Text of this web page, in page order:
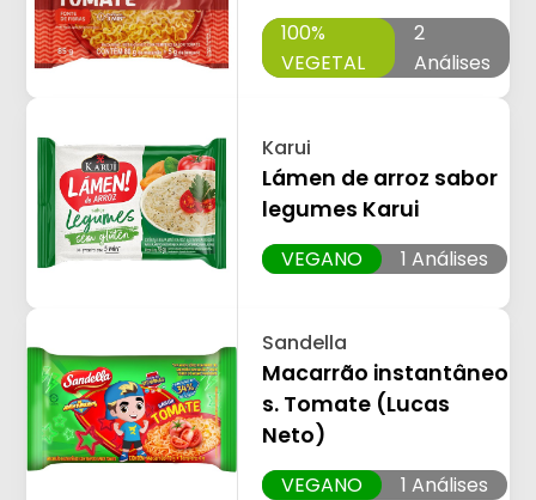
100%
VEGETAL
2
Análises
Karui
Lámen de arroz sabor
legumes Karui
VEGANO 1 Análises
Sandella
Macarrão instantâneo
s. Tomate (Lucas
Neto)
VEGANO
1 Análises